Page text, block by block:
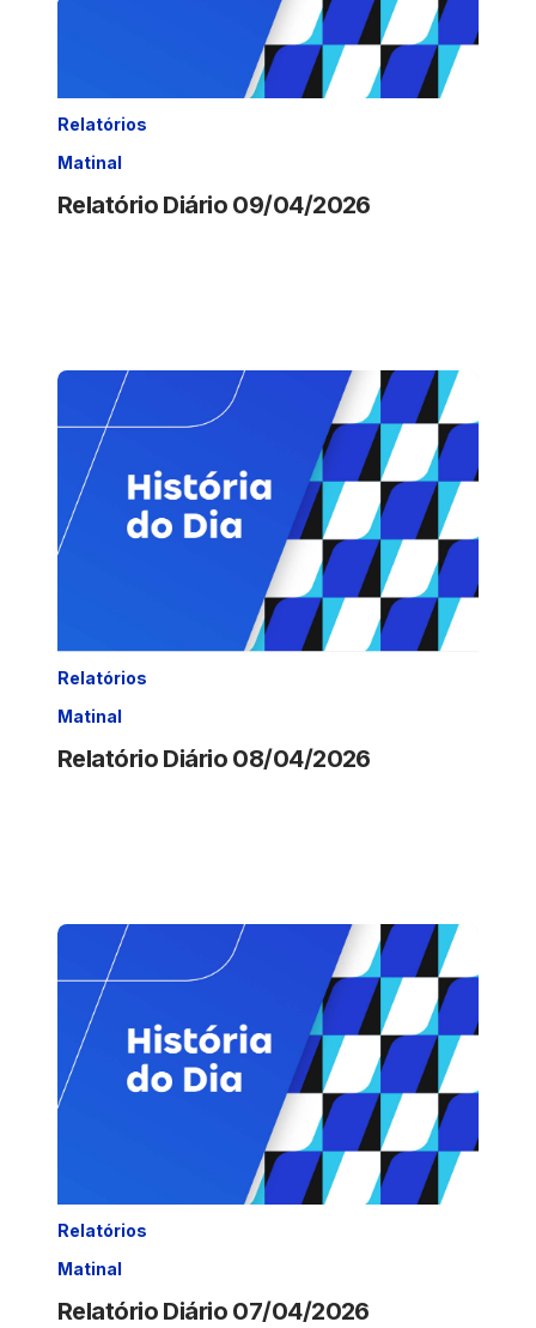
Relatórios
Matinal
Relatório Diário 09/04/2026
Relatórios
Matinal
Relatório Diário 08/04/2026
Relatórios
Matinal
Relatório Diário 07/04/2026